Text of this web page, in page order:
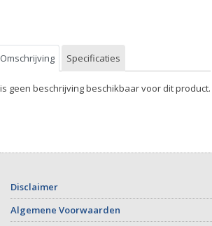
Omschrijving Specificaties
geen beschrijving beschikbaar voor dit product.
Disclaimer
Algemene Voorwaarden